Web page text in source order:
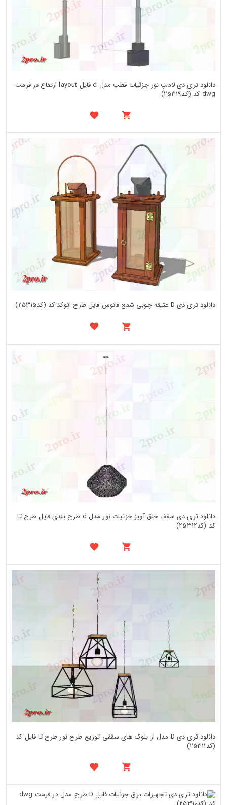
دانلود تری دی لامپ نور جزئیات قطب مدل d فایل layout ارتفاع در فرمت
dwg کد (کد25319)
دانلود تری دی D عتیقه چوبی شمع فانوس فایل طرح اتوکد کد (کد25315)
دانلود تری دی سقف حلق آویز جزئیات نور مدل d طرح بندی فایل طرح تا
کد (کد25312)
دانلود تری دی D مدل از بلوک های سقفی توزیع طرح نور طرح تا فایل کد
(کد25311)